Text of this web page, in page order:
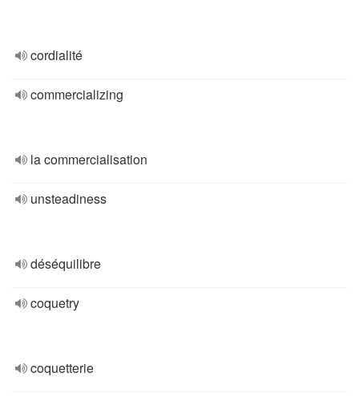
cordialité
commercializing
la commercialisation
unsteadiness
déséquilibre
coquetry
coquetterie